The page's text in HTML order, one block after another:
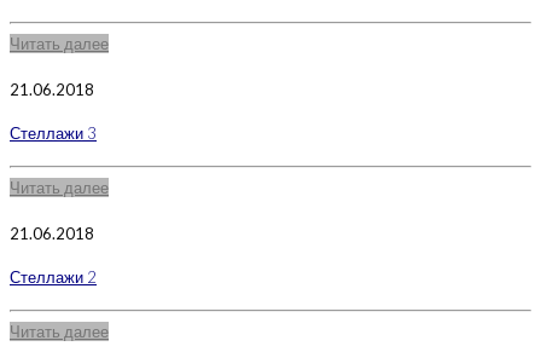
Читать далее
21.06.2018
Стеллажи 3
Читать далее
21.06.2018
Стеллажи 2
Читать далее